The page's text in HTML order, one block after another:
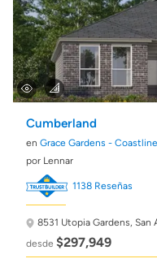
Cumberland
en Grace Gardens -
por Lennar
1138 Reseñas
8531 Utopia Gardens, San
desde $297,949